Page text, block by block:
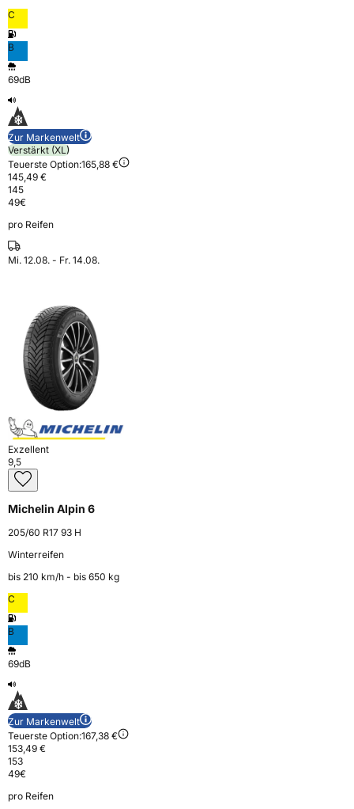
C
B
69dB
Zur Markenwelt
Verstärkt (XL)
Teuerste Option:165,88 €
145,49 €
145
49€
pro Reifen
Mi. 12.08. - Fr. 14.08.
Exzellent
9,5
Michelin Alpin 6
205/60 R17 93 H
Winterreifen
bis 210 km⁠/⁠h - bis 650 kg
C
B
69dB
Zur Markenwelt
Teuerste Option:167,38 €
153,49 €
153
49€
pro Reifen